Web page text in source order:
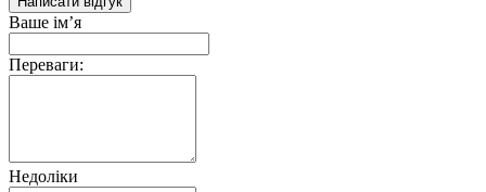
Ваше ім’я
Переваги:
Недоліки